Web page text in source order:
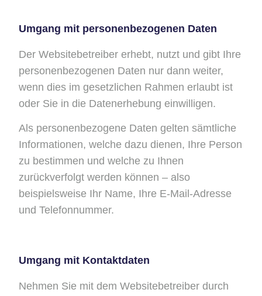
Umgang mit personenbezogenen Daten
Der Websitebetreiber erhebt, nutzt und gibt Ihre
personenbezogenen Daten nur dann weiter,
wenn dies im gesetzlichen Rahmen erlaubt ist
oder Sie in die Datenerhebung einwilligen.
Als personenbezogene Daten gelten sämtliche
Informationen, welche dazu dienen, Ihre Person
zu bestimmen und welche zu Ihnen
zurückverfolgt werden können – also
beispielsweise Ihr Name, Ihre E-Mail-Adresse
und Telefonnummer.
Umgang mit Kontaktdaten
Nehmen Sie mit dem Websitebetreiber durch